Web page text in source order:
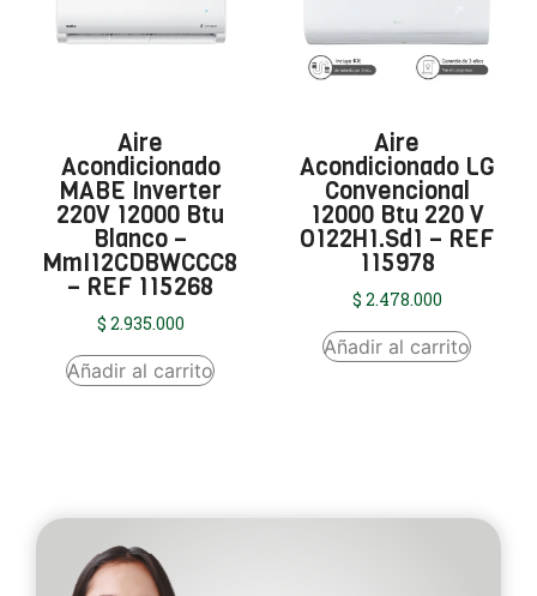
Aire
Acondicionado
MABE Inverter
220V 12000 Btu
Blanco –
MmI12CDBWCCC8
– REF 115268
$ 2.935.000
Añadir al carrito
Aire
Acondicionado LG
Convencional
12000 Btu 220 V
O122H1.Sd1 – REF
115978
$ 2.478.000
Añadir al carrito